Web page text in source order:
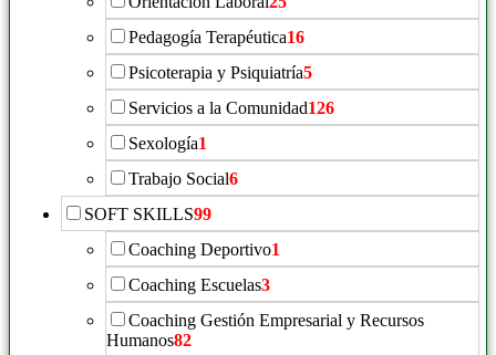
Pedagogía Terapéutica16
Psicoterapia y Psiquiatría5
Servicios a la Comunidad126
Sexología1
Trabajo Social6
SOFT SKILLS99
Coaching Deportivo1
Coaching Escuelas3
Coaching Gestión Empresarial y Recursos
Humanos82